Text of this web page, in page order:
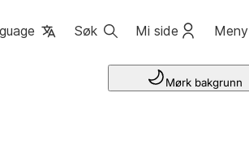
Søk Mi side Meny
Mørk bakgrunn